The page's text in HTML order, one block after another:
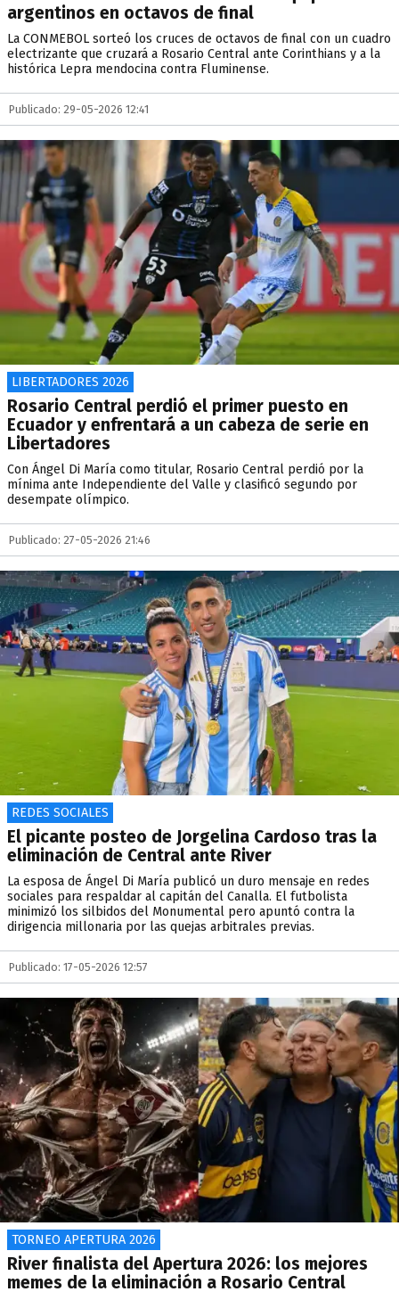
argentinos en octavos de final
La CONMEBOL sorteó los cruces de octavos de final con un cuadro
electrizante que cruzará a Rosario Central ante Corinthians y a la
histórica Lepra mendocina contra Fluminense.
Publicado: 29-05-2026 12:41
LIBERTADORES 2026
Rosario Central perdió el primer puesto en
Ecuador y enfrentará a un cabeza de serie en
Libertadores
Con Ángel Di María como titular, Rosario Central perdió por la
mínima ante Independiente del Valle y clasificó segundo por
desempate olímpico.
Publicado: 27-05-2026 21:46
REDES SOCIALES
El picante posteo de Jorgelina Cardoso tras la
eliminación de Central ante River
La esposa de Ángel Di María publicó un duro mensaje en redes
sociales para respaldar al capitán del Canalla. El futbolista
minimizó los silbidos del Monumental pero apuntó contra la
dirigencia millonaria por las quejas arbitrales previas.
Publicado: 17-05-2026 12:57
TORNEO APERTURA 2026
River finalista del Apertura 2026: los mejores
memes de la eliminación a Rosario Central